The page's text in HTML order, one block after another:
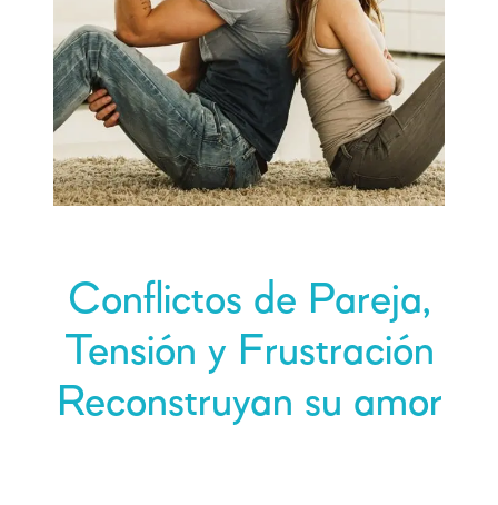
Conflictos de Pareja,
Tensión y Frustración
Reconstruyan su amor